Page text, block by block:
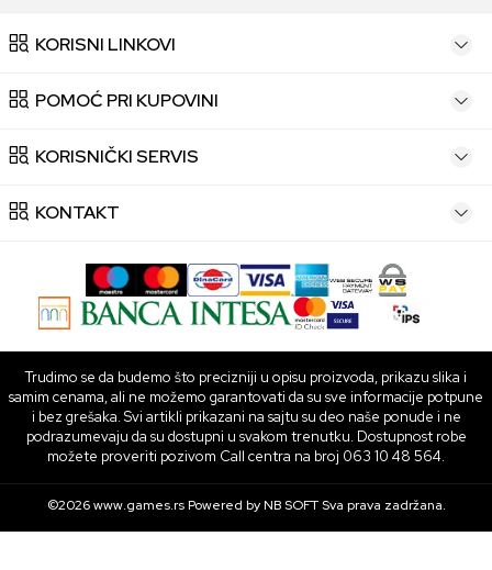
KORISNI LINKOVI
POMOĆ PRI KUPOVINI
KORISNIČKI SERVIS
KONTAKT
Trudimo se da budemo što precizniji u opisu proizvoda, prikazu slika i
samim cenama, ali ne možemo garantovati da su sve informacije potpune
i bez grešaka. Svi artikli prikazani na sajtu su deo naše ponude i ne
podrazumevaju da su dostupni u svakom trenutku. Dostupnost robe
možete proveriti pozivom Call centra na broj 063 10 48 564.
©2026www.games.rs Powered byNB SOFTSva prava zadržana.